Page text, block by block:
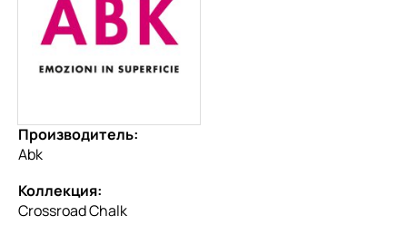
Производитель:
Abk
Коллекция:
Crossroad Chalk